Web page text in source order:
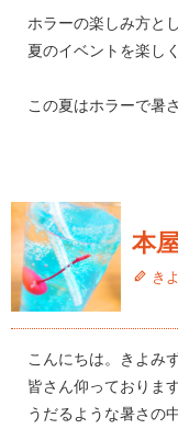
ホラーの楽しみ方と
夏のイベントを楽し
この夏はホラーで暑
本
き
こんにちは。きよみ
皆さん仰っておりま
うだるような暑さの